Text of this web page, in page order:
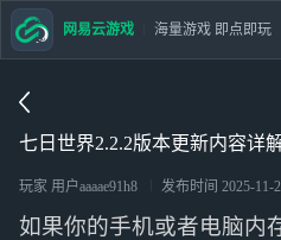
七日世界2.2.2版本更新内容详
玩家 用户aaaae91h8 发布时间 2025-11-
如果你的手机或者电脑内
网易云游戏 海量游戏 即点即玩